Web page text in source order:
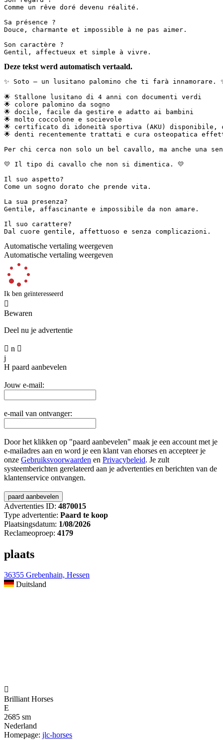
Comme un rêve doré devenu réalité.
Sa présence ?
Douce, charmante et impossible à ne pas aimer.
Son caractère ?
Gentil, affectueux et simple à vivre.
Deze tekst werd automatisch vertaald.
✨ Soto – un lusitano palomino che ti farà innamorare.
🌟 Stallone lusitano di 4 anni con documenti verdi
🌟 colore palomino da sogno
🌟 docile, facile da gestire e adatto ai bambini
🌟 molto coccolone e socievole
🌟 certificato di idoneità sportiva (AKU)
🌟 denti recentemente trattati e cura osteopatica
Per chi cerca non solo un bel cavallo, ma anche una
💛 Il tipo di cavallo che non si dimentica. 💛
Il suo aspetto?
Come un sogno dorato che prende vita.
La sua presenza?
Gentile, affascinante e impossibile da non amare.
Il suo carattere?
Dal cuore gentile, affettuoso e senza complicazioni.
Automatische vertaling weergeven
Automatische vertaling weergeven
Ik ben geïnteresseerd

Bewaren
Deel nu je advertentie
 n 
j
H paard aanbevelen
Jouw e-mail:
e-mail van ontvanger:
Door het klikken op "paard aanbevelen" maak je een account met je
e-mailadres aan en word je een klant van ehorses en accepteer je
onze Gebruiksvoorwaarden en Privacybeleid. Je zult
systeemberichten gerelateerd aan je advertenties en berichten van de
klantenservice ontvangen.
Advertenties ID: 4870015
Type advertentie: Paard te koop
Plaatsingsdatum: 1/08/2026
Reclameoproep: 4179
plaats
36355 Grebenhain, Hessen
Duitsland

Brilliant Horses
E
2685 sm
Nederland
Homepage: jlc-horses